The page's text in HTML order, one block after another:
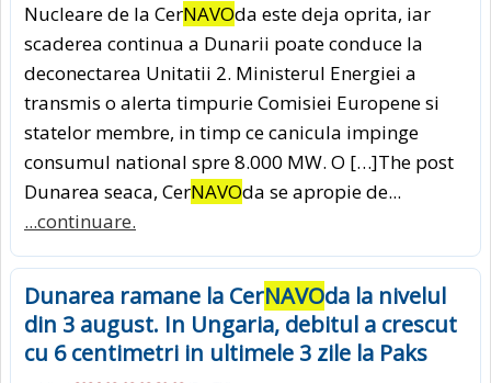
Nucleare de la CerNAVOda este deja oprita, iar
scaderea continua a Dunarii poate conduce la
deconectarea Unitatii 2. Ministerul Energiei a
transmis o alerta timpurie Comisiei Europene si
statelor membre, in timp ce canicula impinge
consumul national spre 8.000 MW. O […]The post
Dunarea seaca, CerNAVOda se apropie de...
...continuare.
Dunarea ramane la CerNAVOda la nivelul
din 3 august. In Ungaria, debitul a crescut
cu 6 centimetri in ultimele 3 zile la Paks